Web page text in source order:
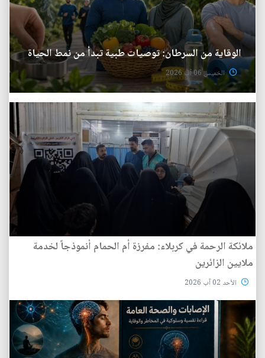
الوقاية من السرطان: توصيات طبية تبدأ من نمط الحياة
الخميس 06 آب 2026
ملائكة الرحمة في كربلاء: مفرزة أم الحمام أنموذجاً لخدمة
ملايين الزائرين
الأحد 02 آب 2026